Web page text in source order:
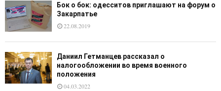
Бок о бок: одесситов приглашают на форум о
Закарпатье
22.08.2019
Даниил Гетманцев рассказал о
налогообложении во время военного
положения
04.03.2022